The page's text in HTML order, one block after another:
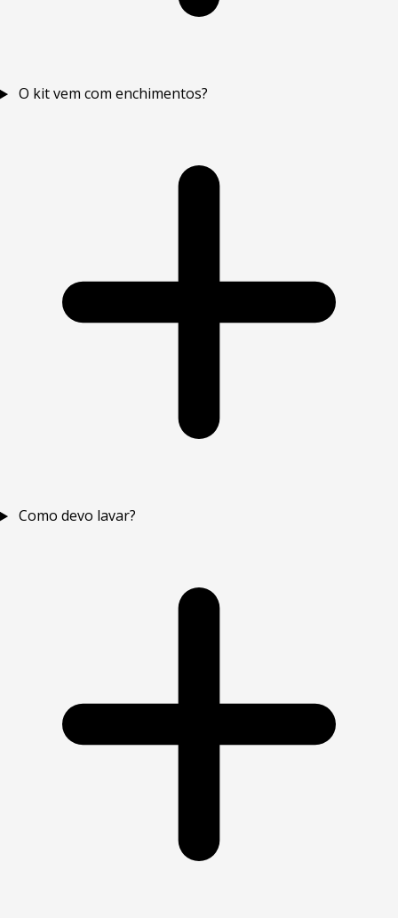
O kit vem com enchimentos?
Como devo lavar?